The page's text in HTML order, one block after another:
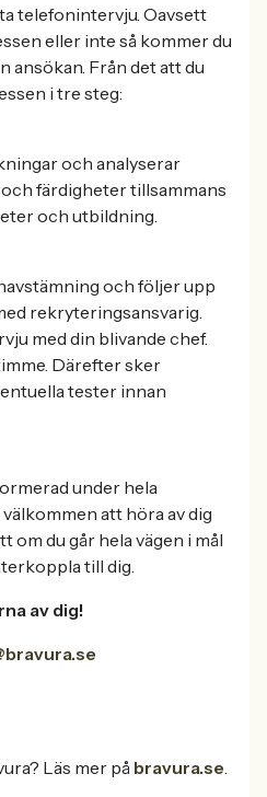
telefonintervju. Oavsett
eller inte så kommer du
ansökan. Från det att du
i tre steg:
och analyserar
färdigheter tillsammans
och utbildning.
och följer upp
rekryteringsansvarig.
med din blivande chef.
Därefter sker
tester innan
under hela
att höra av dig
om du går hela vägen i mål
till dig.
av dig!
Läs mer på bravura.se